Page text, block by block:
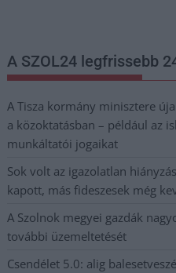
A SZOL24 legfrissebb
A Tisza kormány minisztere
a közoktatásban – például az
munkáltatói jogaikat
Sok volt az igazolatlan
kapott, más fideszesek még
A Szolnok megyei gazdák
további üzemeltetését
Csendélet 5.0: alig